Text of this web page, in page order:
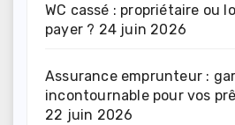
WC cassé : propriétaire ou
payer ? 24 juin 2026
Assurance emprunteur :
incontournable pour vos
22 juin 2026